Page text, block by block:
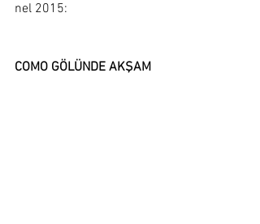
nel 2015:
COMO GÖLÜNDE AKŞAM